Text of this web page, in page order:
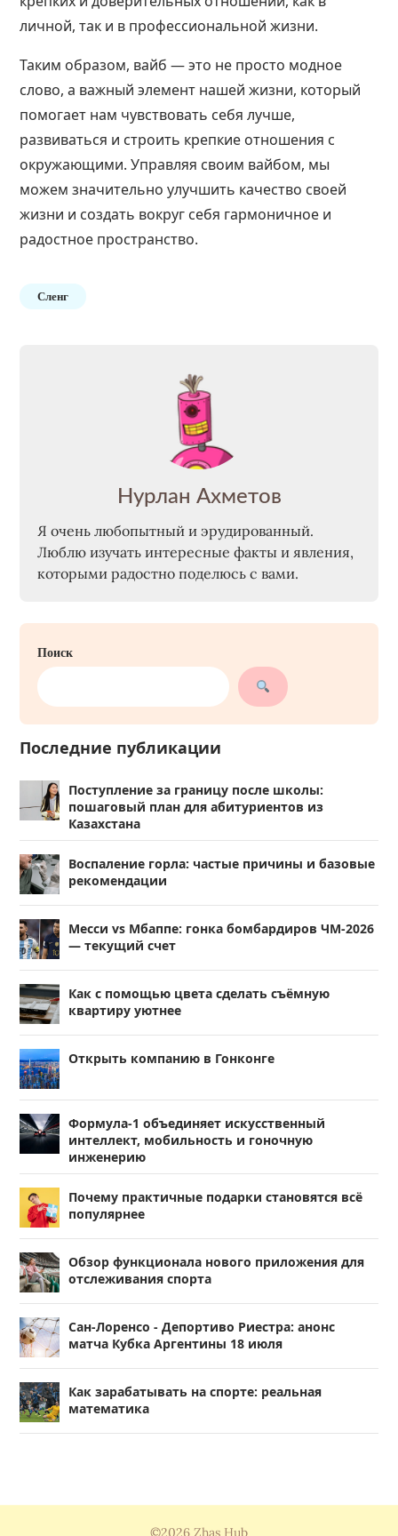
личной, так и в профессиональной жизни.
Таким образом, вайб — это не просто модное
слово, а важный элемент нашей жизни, который
помогает нам чувствовать себя лучше,
развиваться и строить крепкие отношения с
окружающими. Управляя своим вайбом, мы
можем значительно улучшить качество своей
жизни и создать вокруг себя гармоничное и
радостное пространство.
Сленг
Нурлан Ахметов
Я очень любопытный и эрудированный.
Люблю изучать интересные факты и явления,
которыми радостно поделюсь с вами.
Поиск
Последние публикации
Поступление за границу после школы:
пошаговый план для абитуриентов из
Казахстана
Воспаление горла: частые причины и базовые
рекомендации
Месси vs Мбаппе: гонка бомбардиров ЧМ-2026
— текущий счет
Как с помощью цвета сделать съёмную
квартиру уютнее
Открыть компанию в Гонконге
Формула-1 объединяет искусственный
интеллект, мобильность и гоночную
инженерию
Почему практичные подарки становятся всё
популярнее
Обзор функционала нового приложения для
отслеживания спорта
Сан-Лоренсо - Депортиво Риестра: анонс
матча Кубка Аргентины 18 июля
Как зарабатывать на спорте: реальная
математика
©2026 Zhas Hub